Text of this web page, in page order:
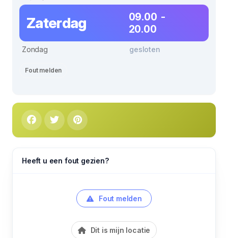
Zaterdag
09.00 -
20.00
Zondag gesloten
Fout melden
Heeft u een fout gezien?
Fout melden
Dit is mijn locatie